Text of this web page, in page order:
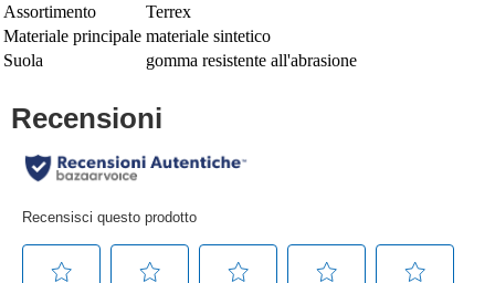
Assortimento
Terrex
Materiale principale materiale sintetico
Suola
gomma resistente all'abrasione